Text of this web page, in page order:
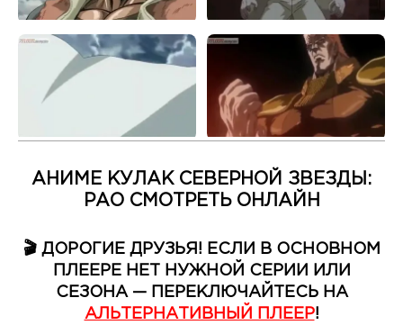
АНИМЕ КУЛАК СЕВЕРНОЙ ЗВЕЗДЫ:
РАО СМОТРЕТЬ ОНЛАЙН
🎬 ДОРОГИЕ ДРУЗЬЯ! ЕСЛИ В ОСНОВНОМ
ПЛЕЕРЕ НЕТ НУЖНОЙ СЕРИИ ИЛИ
СЕЗОНА — ПЕРЕКЛЮЧАЙТЕСЬ НА
АЛЬТЕРНАТИВНЫЙ ПЛЕЕР!